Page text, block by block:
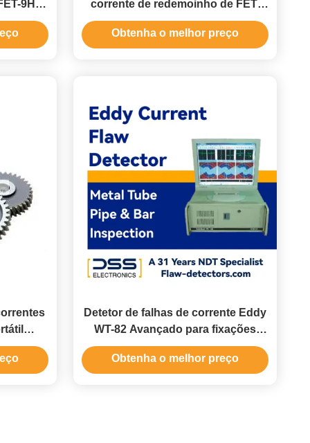
9HS
de
corrente de redemoinho de FET-
9HS para a detecção de quebra do
eixo
Obtenha o melhor preço
em
Detetor de falhas de corrente Eddy
WT-82 Avançado para fixações
metálicas
Obtenha o melhor preço